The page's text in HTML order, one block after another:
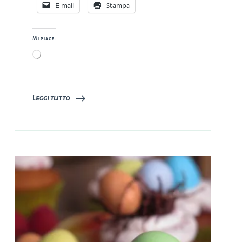
E-mail Stampa
Mi piace:
Caricamento
Leggi tutto